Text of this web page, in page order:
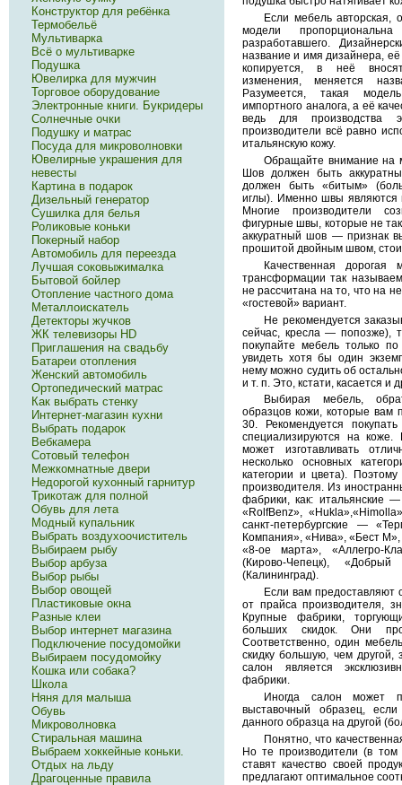
Если мебель авторская,
модели
разработавшего.
название и имя дизайнера,
копируется, в неё
изменения, меняется
Разумеется, такая
импортного аналога, а её
ведь для производства
производители всё равно
итальянскую кожу.
Обращайте внимание на
Шов должен быть
должен быть «битым»
иглы). Именно швы являются
Многие производители
фигурные швы, которые не
аккуратный шов — признак
прошитой двойным швом,
Качественная
трансформации так
не рассчитана на то, что на
«гостевой» вариант.
Не рекомендуется
сейчас, кресла — попозже),
покупайте мебель только
увидеть хотя бы один
нему можно судить об
и т. п. Это, кстати, касается и
Выбирая мебель,
образцов кожи, которые вам
30. Рекомендуется
специализируются на коже.
может изготавливать
несколько основных
категории и цвета).
производителя. Из
фабрики, как: итальянские
«RolfBenz»,
санкт-петербургские —
Компания», «Нива», «Бест
«8-ое марта», «Аллегро-
(Кирово-Чепецк),
(Калининград).
Если вам предоставляют
от прайса производителя,
Крупные фабрики,
больших скидок. Они
Соответственно, один
скидку большую, чем другой,
салон является
фабрики.
Иногда салон может
выставочный образец,
данного образца на другой
Понятно, что
Но те производители (в том
ставят качество своей
предлагают оптимальное
Конструктор для ребёнка
Термобельё
Мультиварка
Всё о мультиварке
Подушка
Ювелирка для мужчин
Торговое оборудование
Электронные книги. Букридеры
Солнечные очки
Подушку и матрас
Посуда для микроволновки
Ювелирные украшения для
невесты
Картина в подарок
Дизельный генератор
Сушилка для белья
Роликовые коньки
Покерный набор
Автомобиль для переезда
Лучшая соковыжималка
Бытовой бойлер
Отопление частного дома
Металлоискатель
Детекторы жучков
ЖК телевизоры HD
Приглашения на свадьбу
Батареи отопления
Женский автомобиль
Ортопедический матрас
Как выбрать стенку
Интернет-магазин кухни
Выбрать подарок
Вебкамера
Сотовый телефон
Межкомнатные двери
Недорогой кухонный гарнитур
Трикотаж для полной
Обувь для лета
Модный купальник
Выбрать воздухоочиститель
Выбираем рыбу
Выбор арбуза
Выбор рыбы
Выбор овощей
Пластиковые окна
Разные клеи
Выбор интернет магазина
Подключение посудомойки
Выбираем посудомойку
Кошка или собака?
Школа
Няня для малыша
Обувь
Микроволновка
Стиральная машина
Выбраем хоккейные коньки.
Отдых на льду
Драгоценные правила